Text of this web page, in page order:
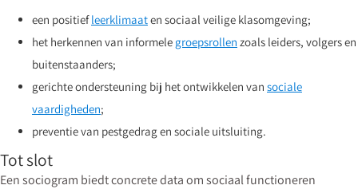
een positiefleerklimaaten sociaal veilige klasomgeving;
het herkennen van informele groepsrollen zoals leiders, volgers en
buitenstaanders;
gerichte ondersteuning bij het ontwikkelen van sociale
vaardigheden;
preventie van pestgedrag en sociale uitsluiting.
Tot slot
Een sociogram biedt concrete data om sociaal functioneren